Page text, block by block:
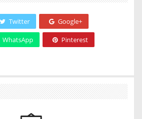
Twitter Google+
WhatsApp Pinterest